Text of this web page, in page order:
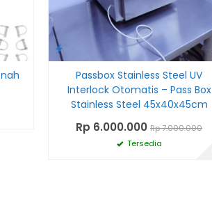
Passbox Stainless Steel UV
Interlock Otomatis – Pass Box
Stainless Steel 45x40x45cm
Rp 6.000.000 Rp 7.000.000
Tersedia